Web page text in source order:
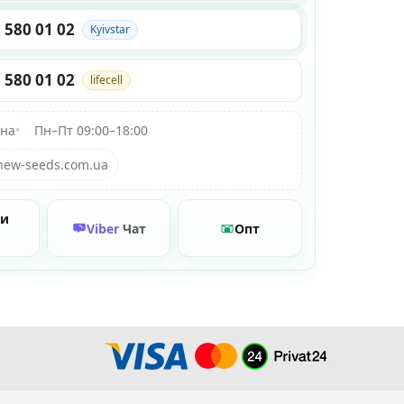
580 01 02 Kyivstar
580 01 02 lifecell
•
Пн–Пт 09:00–18:00
seeds.com.ua
Viber Чат Опт